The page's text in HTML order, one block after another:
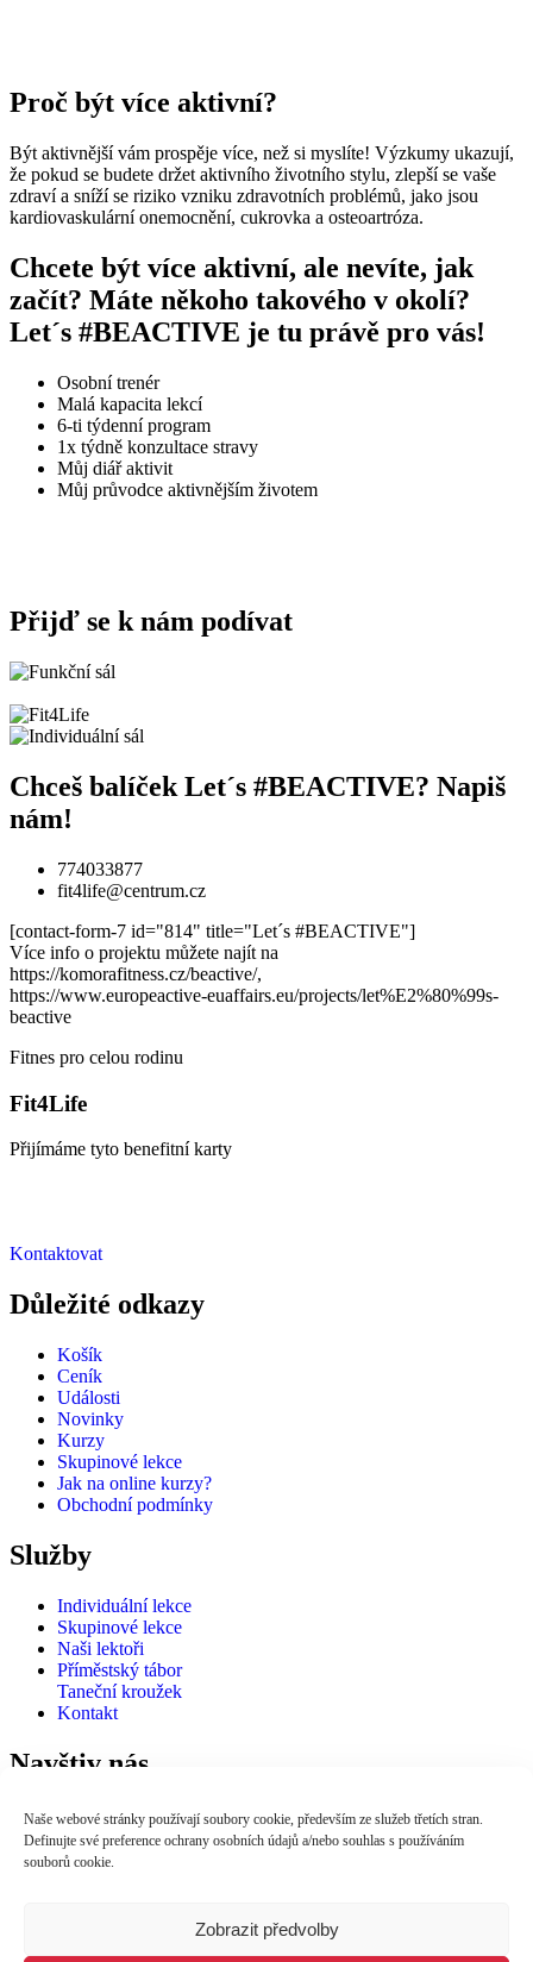
Naše webové stránky používají soubory cookie, především ze služeb třetích stran.
Definujte své preference ochrany osobních údajů a/nebo souhlas s používáním
souborů cookie.
Zobrazit předvolby
Proč být více aktivní?
Být aktivnější vám prospěje více, než si myslíte! Výzkumy ukazují,
že pokud se budete držet aktivního životního stylu, zlepší se vaše
zdraví a sníží se riziko vzniku zdravotních problémů, jako jsou
kardiovaskulární onemocnění, cukrovka a osteoartróza.
Chcete být více aktivní, ale nevíte, jak
začít? Máte někoho takového v okolí?
Let´s #BEACTIVE je tu právě pro vás!
Osobní trenér
Malá kapacita lekcí
6-ti týdenní program
1x týdně konzultace stravy
Můj diář aktivit
Můj průvodce aktivnějším životem
Přijď se k nám podívat
Chceš balíček Let´s #BEACTIVE? Napiš
nám!
774033877
fit4life@centrum.cz
[contact-form-7 id="814" title="Let´s #BEACTIVE"]
Více info o projektu můžete najít na
https://komorafitness.cz/beactive/,
https://www.europeactive-euaffairs.eu/projects/let%E2%80%99s-
beactive
Fitnes pro celou rodinu
Fit4Life
Přijímáme tyto benefitní karty
Kontaktovat
Důležité odkazy
Košík
Ceník
Události
Novinky
Kurzy
Skupinové lekce
Jak na online kurzy?
Obchodní podmínky
Služby
Individuální lekce
Skupinové lekce
Naši lektoři
Příměstský tábor
Taneční kroužek
Kontakt
Navštiv nás
Milíčova 470 68601 Uherské Hradiště
Fotogalerie
info@fit4life.cz
č. ú. 352315559/0300